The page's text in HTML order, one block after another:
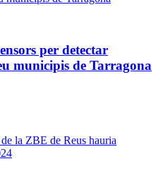
per detectar
municipis de Tarragona